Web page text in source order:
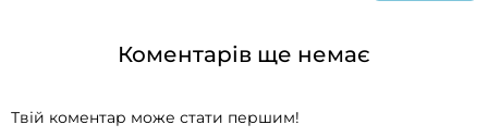
Коментарів ще немає
Твій коментар може стати першим!